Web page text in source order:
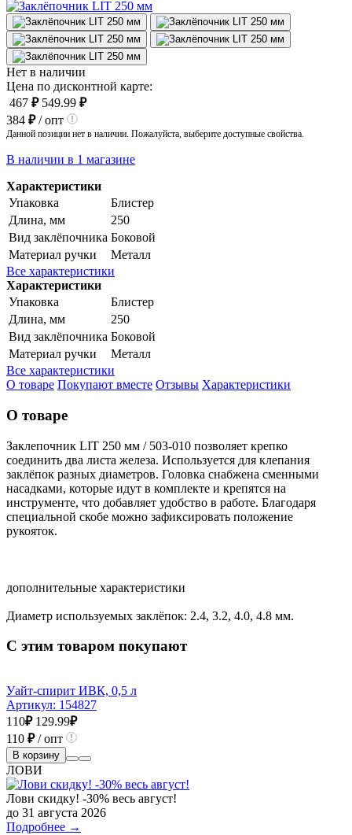
Нет в наличии
Цена по дисконтной карте:
467 ₽ 549.99 ₽
384 ₽/ опт
Данной позиции нет в наличии. Пожалуйста, выберите доступные свойства.
В наличии в 1 магазине
Характеристики
Упаковка
Блистер
Длина, мм
250
Вид заклёпочника Боковой
Материал ручки
Металл
Все характеристики
Характеристики
Упаковка
Блистер
Длина, мм
250
Вид заклёпочника Боковой
Материал ручки
Металл
Все характеристики
О товаре Покупают вместе Отзывы Характеристики
О товаре
Заклепочник LIT 250 мм / 503-010 позволяет крепко
соединить два листа железа. Используется для клепания
заклёпок разных диаметров. Головка снабжена сменными
насадками, которые идут в комплекте и крепятся на
инструменте, что добавляет удобство в работе. Благодаря
специальной скобе можно зафиксировать положение
рукояток.
дополнительные характеристики
Диаметр используемых заклёпок: 2.4, 3.2, 4.0, 4.8 мм.
С этим товаром покупают
Уайт-спирит ИВК, 0,5 л
Артикул: 154827
110₽ 129.99₽
110 ₽/ опт
В корзину
ЛОВИ
Лови скидку! -30% весь август!
до 31 августа 2026
Подробнее →